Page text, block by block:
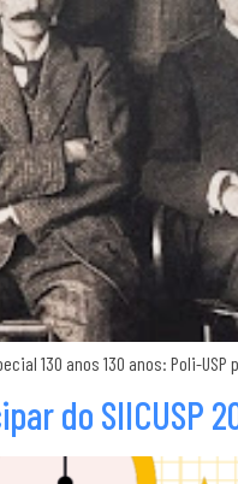
130 anos 130 anos: Poli-
do SIICUSP